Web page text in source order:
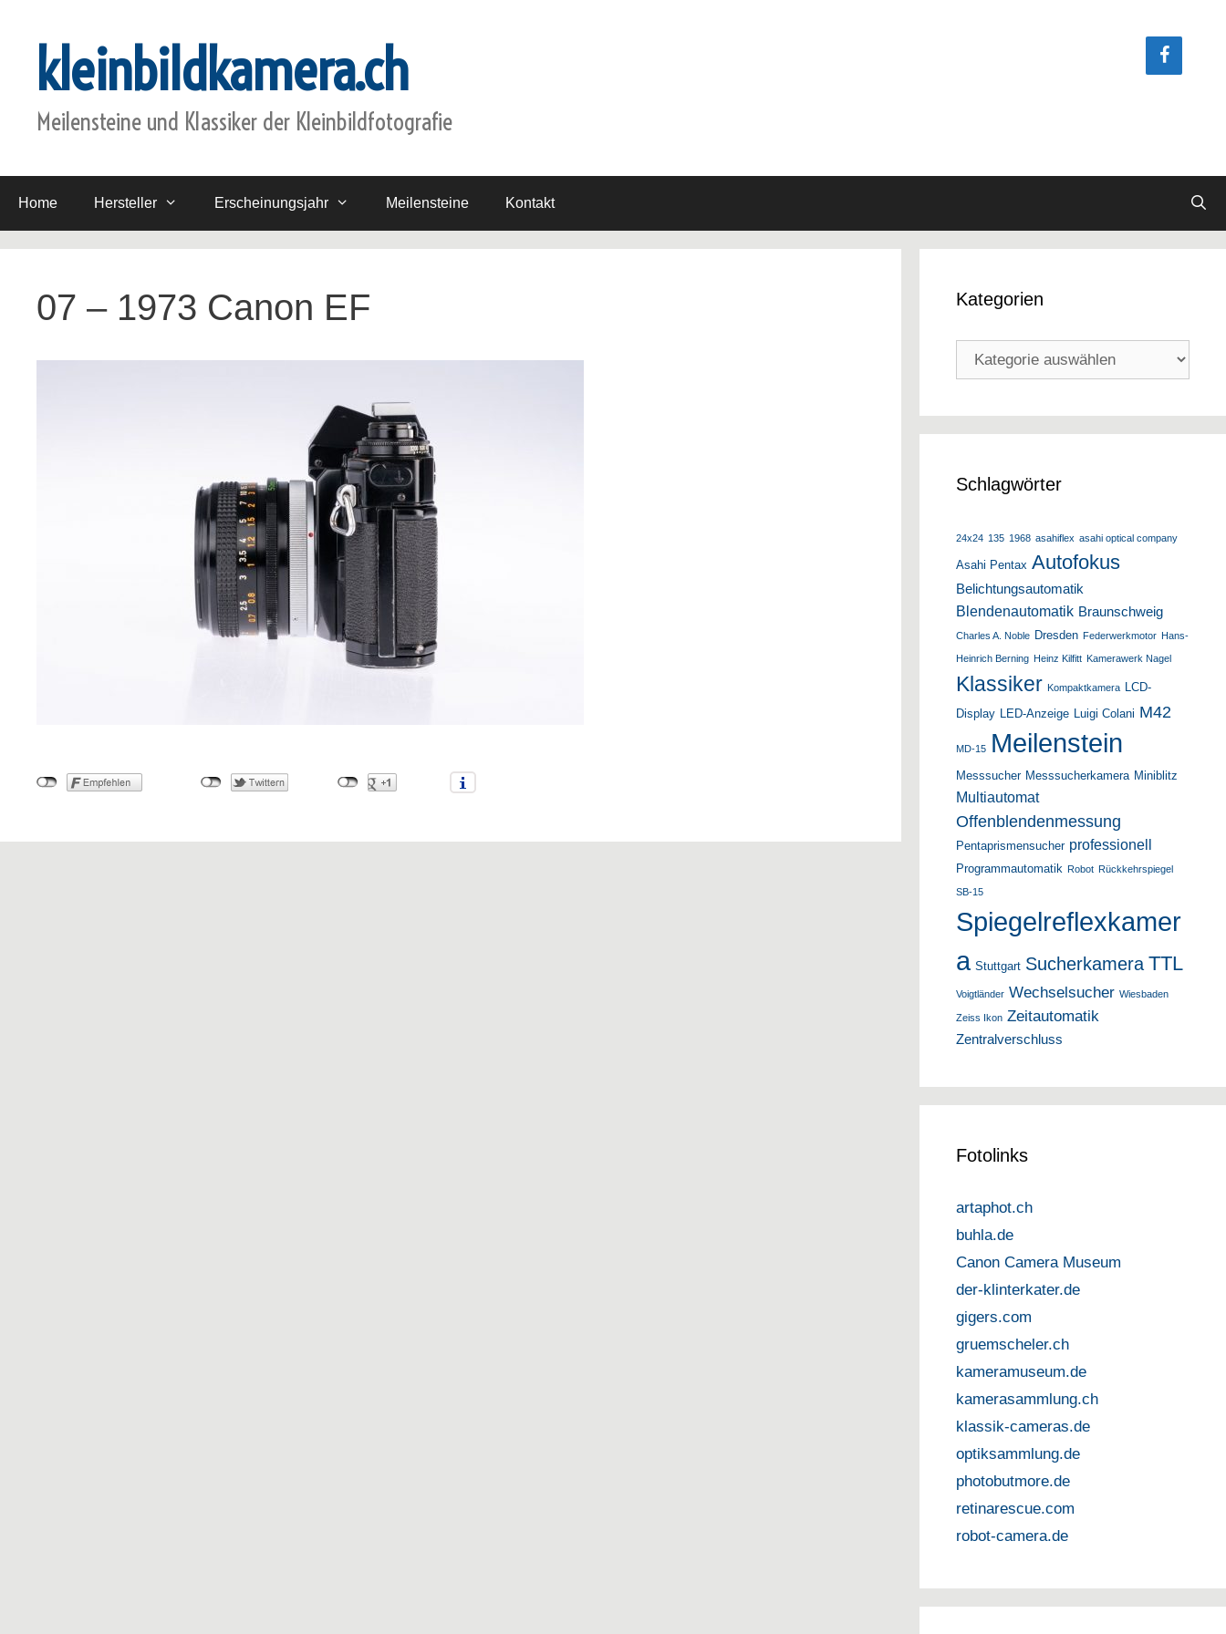
springenkleinbildkamera.ch
Meilensteine und Klassiker der Kleinbildfotografie
Home Hersteller Erscheinungsjahr Meilensteine Kontakt
07 – 1973 Canon EF Kategorien
Kategorien
Schlagwörter
24x24 135 1968 asahiflex asahi optical company
Asahi Pentax Autofokus
Belichtungsautomatik
Blendenautomatik Braunschweig
Charles A. Noble Dresden Federwerkmotor Hans-
Heinrich Berning Heinz Kilfitt Kamerawerk Nagel
Klassiker Kompaktkamera LCD-
Display LED-Anzeige Luigi Colani M42
MD-15 Meilenstein
Messsucher Messsucherkamera Miniblitz
Multiautomat
Offenblendenmessung
Pentaprismensucher professionell
Programmautomatik Robot Rückkehrspiegel
SB-15
Spiegelreflexkamer
a Stuttgart Sucherkamera TTL
Voigtländer Wechselsucher Wiesbaden
Zeiss Ikon Zeitautomatik
Zentralverschluss
Fotolinks
artaphot.ch
buhla.de
Canon Camera Museum
der-klinterkater.de
gigers.com
gruemscheler.ch
kameramuseum.de
kamerasammlung.ch
klassik-cameras.de
optiksammlung.de
photobutmore.de
retinarescue.com
robot-camera.de